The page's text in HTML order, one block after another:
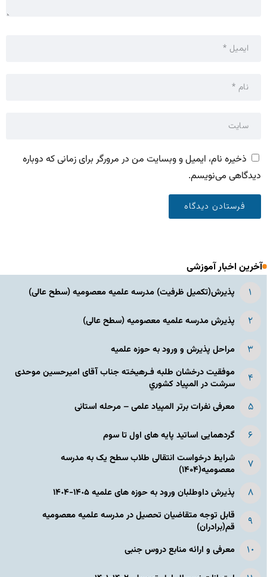
ذخیره نام، ایمیل و وبسایت من در مرورگر برای زمانی که دوباره
دیدگاهی می‌نویسم.
آخرین اخبار آموزشی
پذیرش(تکمیل ظرفیت) مدرسه علمیه معصومیه‌ (سطح عالی)
پذیرش مدرسه علمیه معصومیه‌ (سطح عالی)
مراحل پذیرش و ورود به حوزه علمیه
موفقیت درخشان طلبه فـرهیخته جناب آقای امیرحسین موحدی
سرشت در المپياد كشوري
معرفی نفرات برتر المپیاد علمی – مرحله استانی
گردهمایی اساتید پایه های اول تا سوم
شرایط درخواست انتقالی طلاب سطح یک به مدرسه
معصومیه(۱۴۰۴)
پذیرش داوطلبان ورود به حوزه های علمیه ١۴٠۵-١۴٠۴
قابل توجه متقاضیان تحصیل در مدرسه علمیه معصومیه
قم(برادران)
معرفی و ارائه منابع دروس جنبی